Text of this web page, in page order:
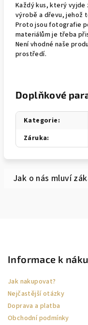
Každý kus, který vyjde
výrobě a dřevu, jehož
Proto jsou fotografie
materiálům je třeba
Není vhodné naše
prostředí.
Doplňkové
Kategorie:
Záruka:
Informace k
Jak nakupovat?
Nejčastější otázky
Doprava a platba
Obchodní podmínky